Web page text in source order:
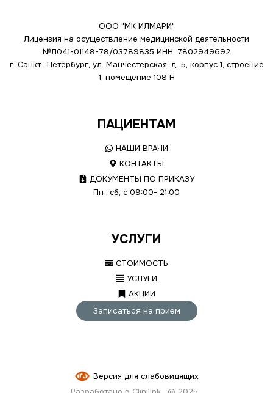
ООО "МК ИЛМАРИ"
Лицензия на осуществление медицинской деятельности
№Л041-01148-78/03789835 ИНН: 7802949692
г. Санкт- Петербург, ул. Манчестерская, д. 5, корпус 1, строение
1, помещение 108 Н
ПАЦИЕНТАМ
НАШИ ВРАЧИ
КОНТАКТЫ
ДОКУМЕНТЫ ПО ПРИКАЗУ
Пн- сб, с 09:00- 21:00
УСЛУГИ
СТОИМОСТЬ
УСЛУГИ
АКЦИИ
Записаться на прием
Версия для слабовидящих